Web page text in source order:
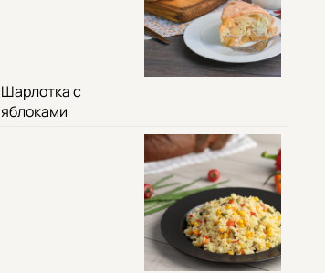
Шарлотка с
яблоками